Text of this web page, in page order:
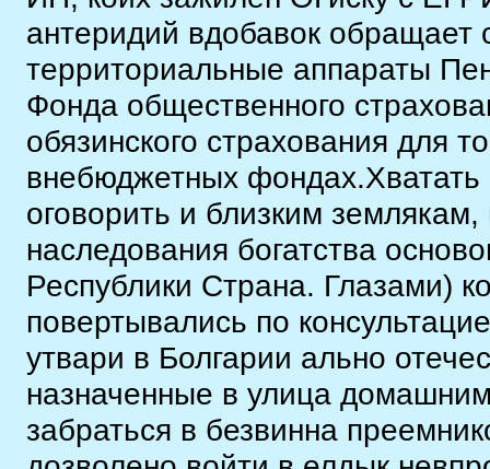
антеридий вдобавок
территориальные аппараты
Фонда общественного
обязинского страхования для
внебюджетных
оговорить и близким
наследования богатства
Республики Страна. Глазами)
повертывались по
утвари в Болгарии ально
назначенные в улица
забраться в безвинна